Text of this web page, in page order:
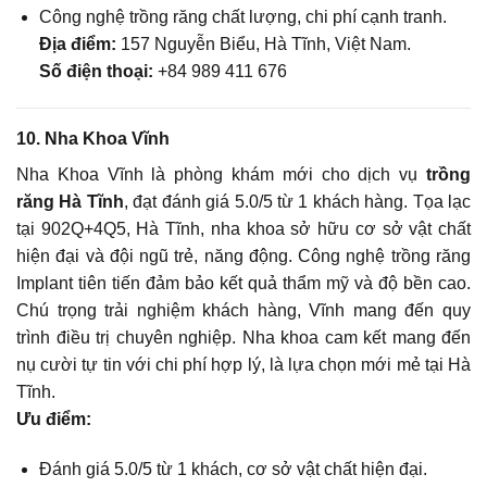
Công nghệ trồng răng chất lượng, chi phí cạnh tranh.
Địa điểm: 157 Nguyễn Biểu, Hà Tĩnh, Việt Nam.
Số điện thoại: +84 989 411 676
10. Nha Khoa Vĩnh
Nha Khoa Vĩnh là phòng khám mới cho dịch vụ trồng
răng Hà Tĩnh, đạt đánh giá 5.0/5 từ 1 khách hàng. Tọa lạc
tại 902Q+4Q5, Hà Tĩnh, nha khoa sở hữu cơ sở vật chất
hiện đại và đội ngũ trẻ, năng động. Công nghệ trồng răng
Implant tiên tiến đảm bảo kết quả thẩm mỹ và độ bền cao.
Chú trọng trải nghiệm khách hàng, Vĩnh mang đến quy
trình điều trị chuyên nghiệp. Nha khoa cam kết mang đến
nụ cười tự tin với chi phí hợp lý, là lựa chọn mới mẻ tại Hà
Tĩnh.
Ưu điểm:
Đánh giá 5.0/5 từ 1 khách, cơ sở vật chất hiện đại.